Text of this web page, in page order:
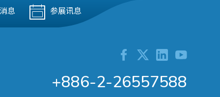
息 参展讯息
+886-2-26557588